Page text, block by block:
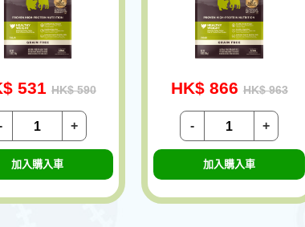
531 HK$ 590
+
加入購入車
HK$ 866 HK$ 963
+
-
加入購入車